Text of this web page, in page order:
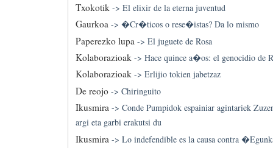
Txokotik-> El elixir de la eterna juventud
Gaurkoa-> �Cr�ticos o rese�istas? Da lo mismo
Paperezko lupa -> El juguete de Rosa
Kolaborazioak-> Hace quince a�os: el genocidio de
Kolaborazioak-> Erlijio tokien jabetzaz
De reojo-> Chiringuito
Ikusmira-> Conde Pumpidok espainiar agintariek
argi eta garbi erakutsi du
Ikusmira -> Lo indefendible es la causa contra